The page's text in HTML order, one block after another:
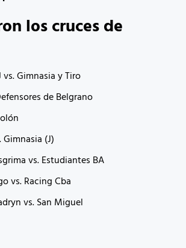
los cruces de
vs. Gimnasia y Tiro
de Belgrano
Gimnasia (J)
vs. Estudiantes BA
vs. Racing Cba
vs. San Miguel